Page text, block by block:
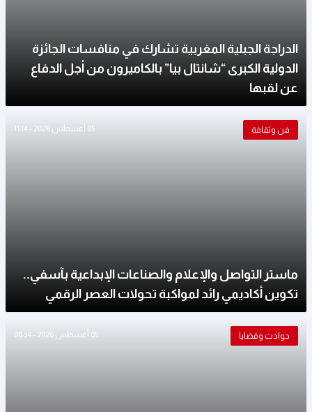
الدراجة الجبلية المغربية تشارك في منافسات الجائزة
الدولية الكبرى “شانتال بيا” بالكاميرون من أجل الدفاع
عن لقبها
فن وثقافة 05 أغسطس 2026 - 11:14
ماستر التواصل والإعلام والصناعات الإبداعية بآسفي..
تكوين أكاديمي رائد لمواكبة تحولات العصر الرقمي
حوادث وقضايا 05 أغسطس 2026 - 08:34